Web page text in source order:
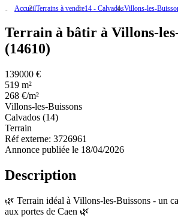
AccueilTerrains à vendre14 - CalvadosVillons-les-
Terrain à bâtir à Villons-
(14610)
139000 €
519 m²
268 €/m²
Villons-les-Buissons
Calvados (14)
Terrain
Réf externe: 3726961
Annonce publiée le 18/04/2026
Description
🌿 Terrain idéal à Villons-les-Buissons - un
aux portes de Caen 🌿